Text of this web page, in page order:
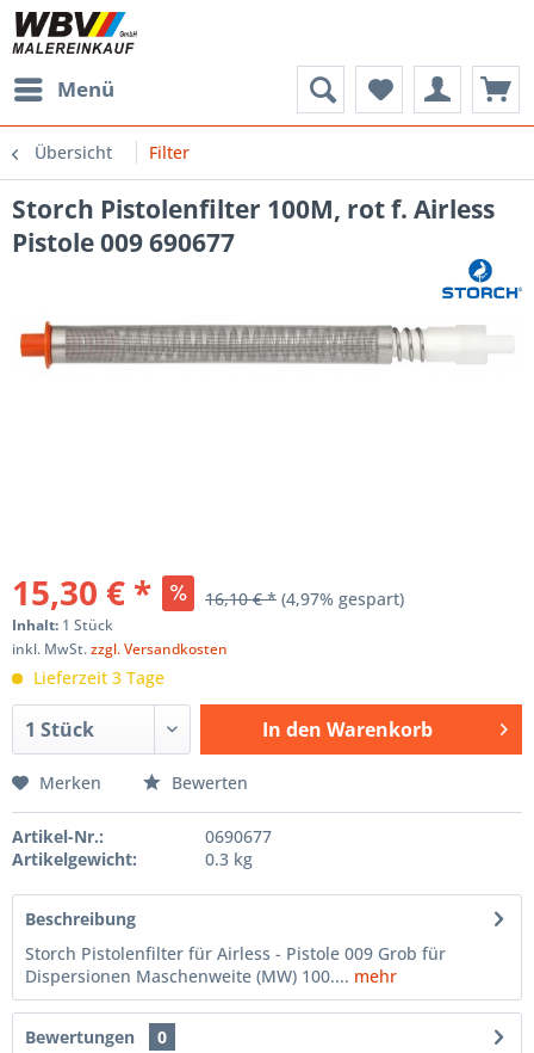
Menü
Übersicht Filter
Storch Pistolenfilter 100M, rot f. Airless
Pistole 009 690677
15,30 € * 16,10 € * (4,97% gespart)
Inhalt: 1 Stück
inkl. MwSt.zzgl. Versandkosten
Lieferzeit 3 Tage
In den Warenkorb
Merken Bewerten
Artikel-Nr.:
0690677
Artikelgewicht:
0.3 kg
Beschreibung
Storch Pistolenfilter für Airless - Pistole 009 Grob für
Dispersionen Maschenweite (MW) 100.... mehr
Bewertungen
0